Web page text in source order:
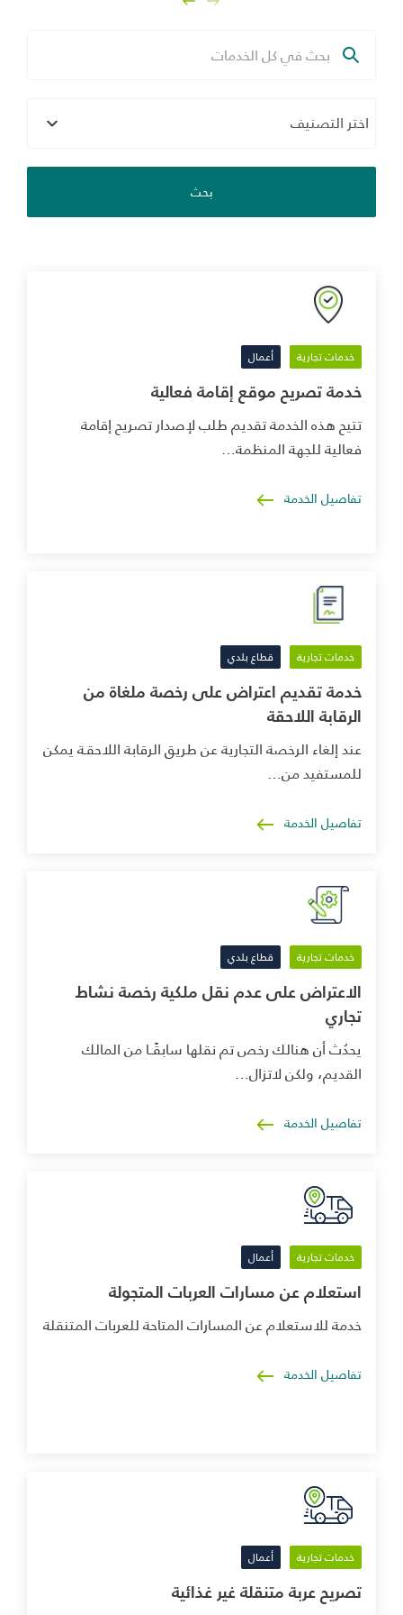
بحث
خدمات تجارية أعمال
خدمة تصريح موقع إقامة فعالية
تتيح هذه الخدمة تقديم طلب لإصدار تصريح إقامة
فعالية للجهة المنظمة…
تفاصيل الخدمة
خدمات تجارية قطاع بلدي
خدمة تقديم اعتراض على رخصة ملغاة من
الرقابة اللاحقة
عند إلغاء الرخصة التجارية عن طريق الرقابة اللاحقـة يمكن
للمستفيد من…
تفاصيل الخدمة
خدمات تجارية قطاع بلدي
الاعتراض على عدم نقل ملكية رخصة نشاط
تجاري
يحدُث أن هنالك رخص تم نقلها سابقًــا من المالك
القديم، ولكن لاتزال…
تفاصيل الخدمة
خدمات تجارية أعمال
استعلام عن مسارات العربات المتجولة
خدمة للاستعلام عن المسارات المتاحة للعربات المتنقلة
تفاصيل الخدمة
خدمات تجارية أعمال
تصريح عربة متنقلة غير غذائية